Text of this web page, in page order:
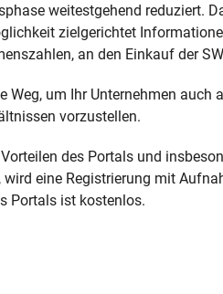
weitestgehend reduziert.
zielgerichtet
an den Einkauf der
um Ihr Unternehmen auch
vorzustellen.
des Portals und
eine Registrierung mit
Portals ist kostenlos.